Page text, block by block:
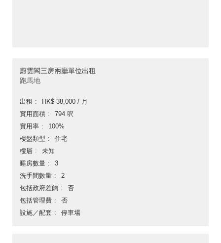
蔚雲閣三房兩廳單位出租
跑馬地
出租
HK$ 38,000 / 月
實用面積
794 呎
實用率
100%
樓盤類型
住宅
樓層
未知
睡房數量
3
洗手間數量
2
包括政府差餉
否
包括管理費
否
設施／配套
停車場